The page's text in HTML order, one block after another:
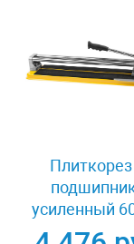
усиленный
Stayer PROFI